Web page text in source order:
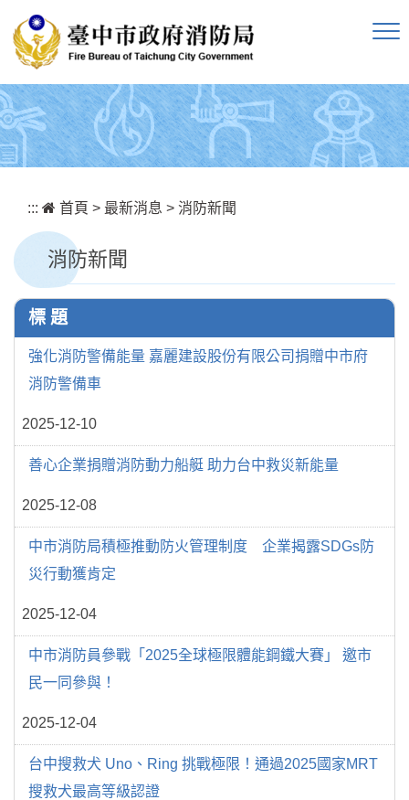
::: 首頁 > 最新消息 > 消防新聞
消防新聞
標 題
強化消防警備能量 嘉麗建設股份有限公司捐贈中市府
消防警備車
2025-12-10
善心企業捐贈消防動力船艇 助力台中救災新能量
2025-12-08
中市消防局積極推動防火管理制度 企業揭露SDGs防
災行動獲肯定
2025-12-04
中市消防員參戰「2025全球極限體能鋼鐵大賽」 邀市
民一同參與！
2025-12-04
台中搜救犬 Uno、Ring 挑戰極限！通過2025國家MRT
搜救犬最高等級認證